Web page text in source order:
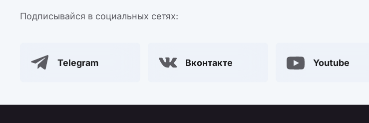
Подписывайся в социальных сетях:
Telegram Вконтакте Youtube